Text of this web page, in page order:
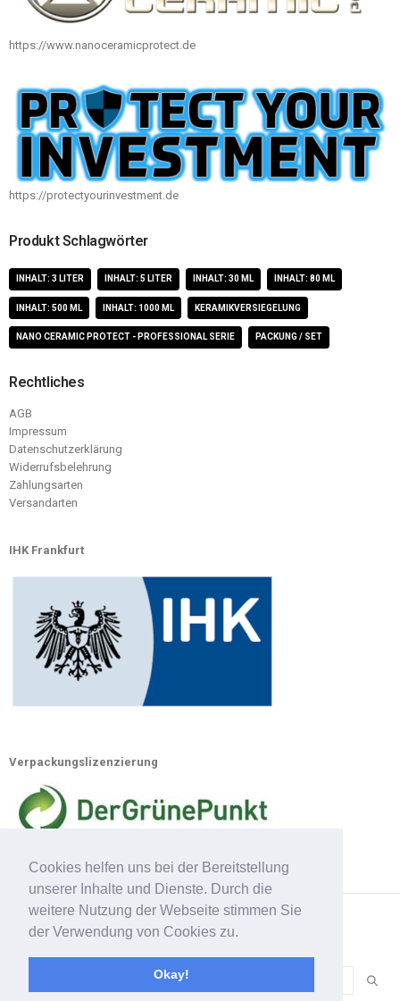
Cookies helfen uns bei der Bereitstellung
unserer Inhalte und Dienste. Durch die
weitere Nutzung der Webseite stimmen Sie
der Verwendung von Cookies zu.
Okay!
https://www.nanoceramicprotect.de
https://protectyourinvestment.de
Produkt Schlagwörter
INHALT: 3 LITER INHALT: 5 LITER INHALT: 30 ML INHALT: 80 ML
INHALT: 500 ML INHALT: 1000 ML KERAMIKVERSIEGELUNG
NANO CERAMIC PROTECT - PROFESSIONAL SERIE PACKUNG / SET
Rechtliches
AGB
Impressum
Datenschutzerklärung
Widerrufsbelehrung
Zahlungsarten
Versandarten
IHK Frankfurt
Verpackungslizenzierung
Lackschutz.net 2020. All Rights Reserved